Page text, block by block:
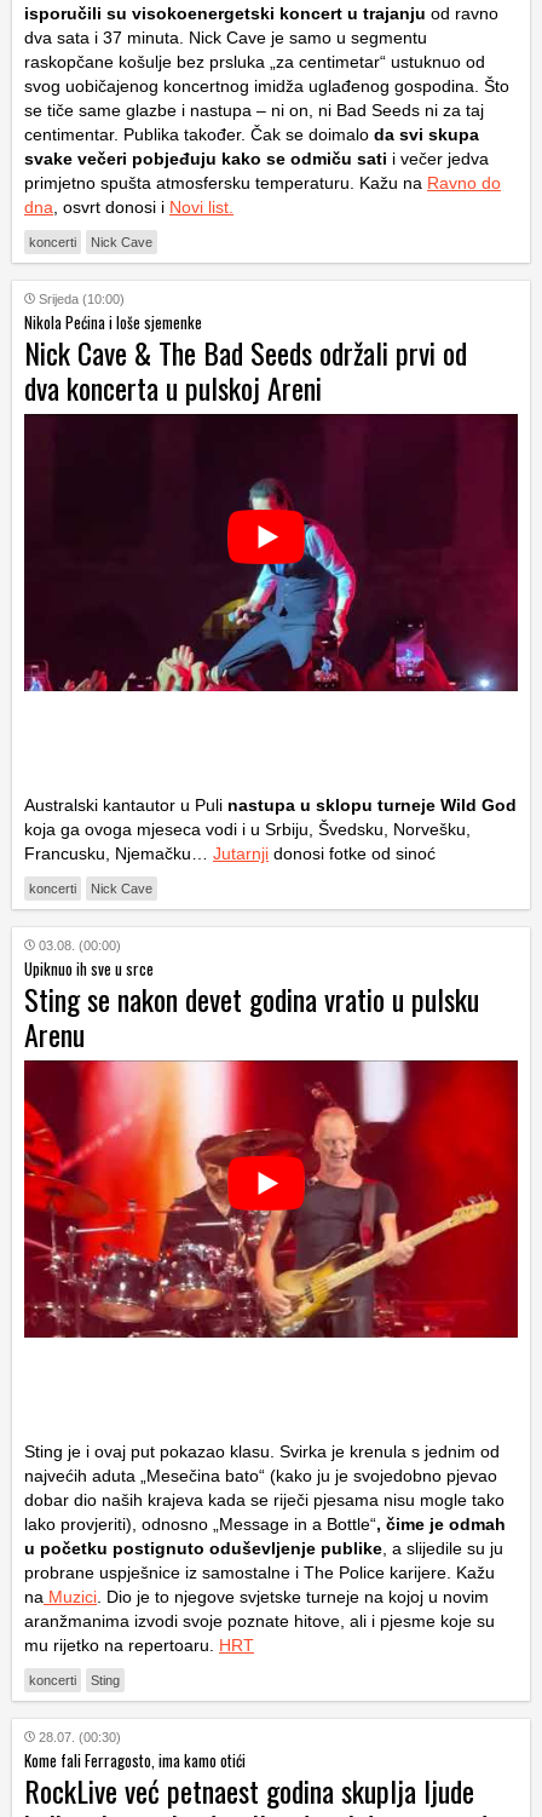
isporučili su visokoenergetski koncert u trajanju od ravno
dva sata i 37 minuta. Nick Cave je samo u segmentu
raskopčane košulje bez prsluka „za centimetar“ ustuknuo od
svog uobičajenog koncertnog imidža uglađenog gospodina. Što
se tiče same glazbe i nastupa – ni on, ni Bad Seeds ni za taj
centimentar. Publika također. Čak se doimalo da svi skupa
svake večeri pobjeđuju kako se odmiču sati i večer jedva
primjetno spušta atmosfersku temperaturu. Kažu na Ravno do
dna , osvrt donosi i Novi list.
koncerti Nick Cave
Srijeda (10:00)
Nikola Pećina i loše sjemenke
Nick Cave & The Bad Seeds održali prvi od
dva koncerta u pulskoj Areni
Australski kantautor u Puli nastupa u sklopu turneje Wild God
koja ga ovoga mjeseca vodi i u Srbiju, Švedsku, Norvešku,
Francusku, Njemačku… Jutarnji donosi fotke od sinoć
koncerti Nick Cave
03.08. (00:00)
Upiknuo ih sve u srce
Sting se nakon devet godina vratio u pulsku
Arenu
Sting je i ovaj put pokazao klasu. Svirka je krenula s jednim od
najvećih aduta „Mesečina bato“ (kako ju je svojedobno pjevao
dobar dio naših krajeva kada se riječi pjesama nisu mogle tako
lako provjeriti), odnosno „Message in a Bottle“, čime je odmah
u početku postignuto oduševljenje publike , a slijedile su ju
probrane uspješnice iz samostalne i The Police karijere. Kažu
na Muzici . Dio je to njegove svjetske turneje na kojoj u novim
aranžmanima izvodi svoje poznate hitove, ali i pjesme koje su
mu rijetko na repertoaru. HRT
koncerti Sting
28.07. (00:30)
Kome fali Ferragosto, ima kamo otići
RockLive već petnaest godina skuplja ljude